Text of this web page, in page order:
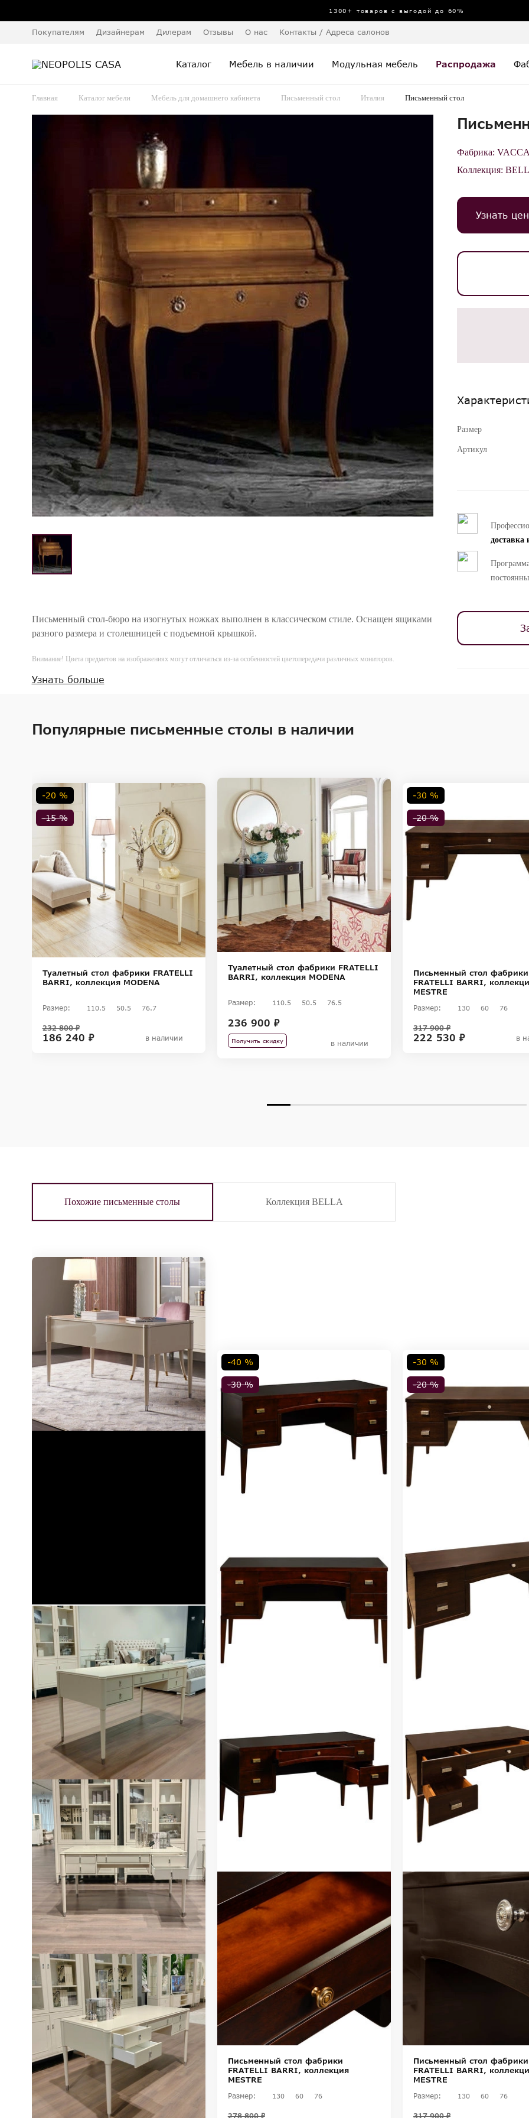
1300+ товаров с выгодой до 60%
Покупателям Дизайнерам Дилерам Отзывы О нас Контакты / Адреса салонов
Каталог Мебель в наличии Модульная мебель Распродажа
Главная Каталог мебели Мебель для домашнего кабинета Письменный стол Италия Письменный стол
Письменный стол-бюро на изогнутых ножках выполнен в классическом стиле. Оснащен ящиками
разного размера и столешницей с подъемной крышкой.
Внимание! Цвета предметов на изображениях могут отличаться из-за особенностей цветопередачи различных мониторов.
Узнать больше
Фабрика:
Коллекция:
Узнать
Размер
Артикул
доставка
Популярные письменные столы в наличии
-15 %
-20 %
Туалетный стол фабрики FRATELLI
BARRI, коллекция MODENA
Размер: 110.5 50.5 76.7
186 240 ₽
232 800 ₽
в наличии
Туалетный стол фабрики FRATELLI
BARRI, коллекция MODENA
Размер: 110.5 50.5 76.5
236 900 ₽
Получить скидку в наличии
-20 %
-30 %
Письменный стол фабрики
FRATELLI BARRI,
MESTRE
Размер: 130 60 76
222 530 ₽
317 900 ₽
в
Похожие письменные столы Коллекция BELLA
-30 %
-40 %
Письменный стол фабрики
FRATELLI BARRI, коллекция
MESTRE
Размер: 130 60 76
278 800 ₽
-20 %
-30 %
Письменный стол фабрики
FRATELLI BARRI,
MESTRE
Размер: 130 60 76
317 900 ₽